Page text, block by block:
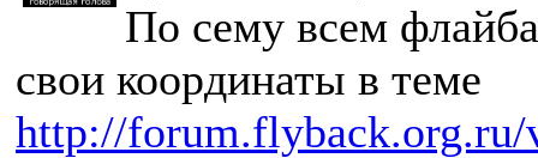
По сему всем
свои координаты в теме
http://forum.flyback.org.ru/